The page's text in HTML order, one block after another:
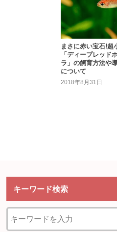
まさに赤い宝石!超
「ディープレッド
ラ」の飼育方法や
について
2018年8月31日
キーワード検索